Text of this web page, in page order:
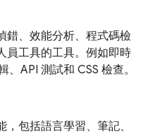
錯、效能分析、程式碼檢
員工具的工具。例如即時
API 測試和 CSS 檢查。
包括語言學習、筆記、